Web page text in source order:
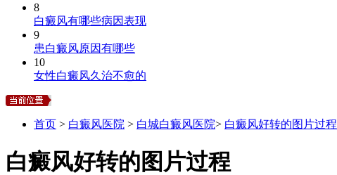
8
白癜风有哪些病因表现
9
患白癜风原因有哪些
10
女性白癜风久治不愈的
首页 > 白癜风医院 > 白城白癜风医院> 白癜风好转的图片过程
白癜风好转的图片过程